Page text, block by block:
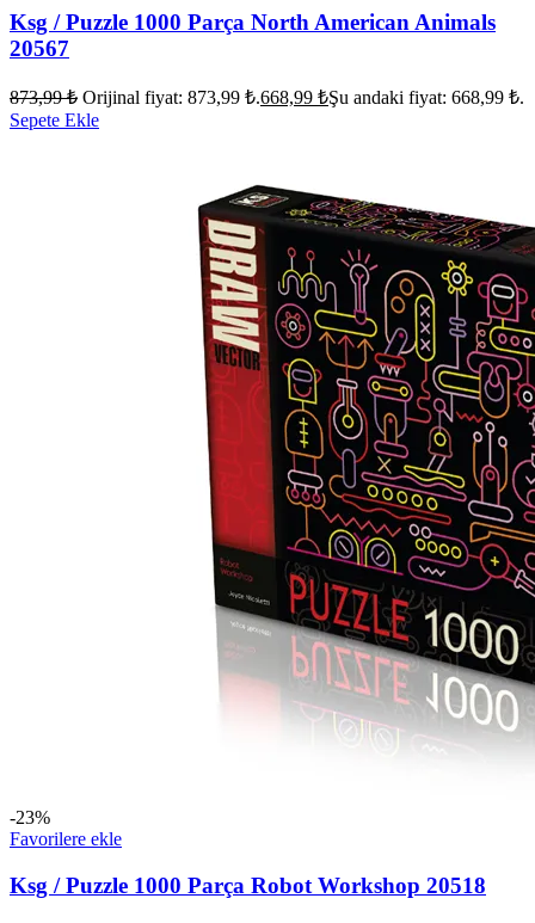
Ksg / Puzzle 1000 Parça North American Animals
20567
873,99₺ Orijinal fiyat: 873,99 ₺.668,99 ₺Şu andaki fiyat: 668,99 ₺.
Sepete Ekle
-23%
Favorilere ekle
Ksg / Puzzle 1000 Parça Robot Workshop 20518